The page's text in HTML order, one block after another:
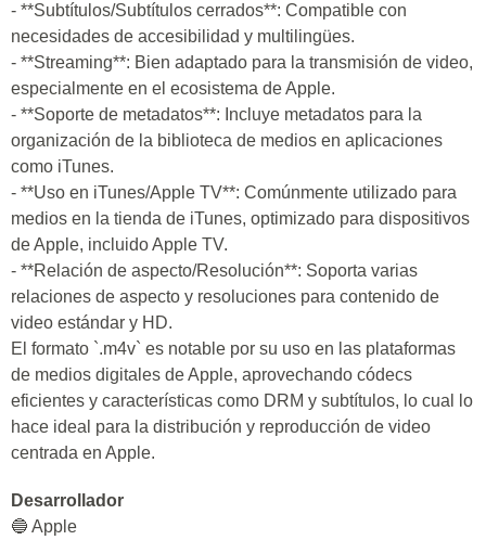
- **Subtítulos/Subtítulos cerrados**: Compatible con
necesidades de accesibilidad y multilingües.
- **Streaming**: Bien adaptado para la transmisión de video,
especialmente en el ecosistema de Apple.
- **Soporte de metadatos**: Incluye metadatos para la
organización de la biblioteca de medios en aplicaciones
como iTunes.
- **Uso en iTunes/Apple TV**: Comúnmente utilizado para
medios en la tienda de iTunes, optimizado para dispositivos
de Apple, incluido Apple TV.
- **Relación de aspecto/Resolución**: Soporta varias
relaciones de aspecto y resoluciones para contenido de
video estándar y HD.
El formato `.m4v` es notable por su uso en las plataformas
de medios digitales de Apple, aprovechando códecs
eficientes y características como DRM y subtítulos, lo cual lo
hace ideal para la distribución y reproducción de video
centrada en Apple.
Desarrollador
🔵 Apple